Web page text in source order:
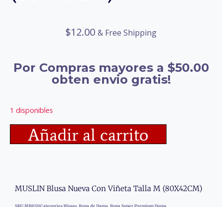
$12.00 & Free Shipping
Por Compras mayores a $50.00
obten envio gratis!
1 disponibles
Añadir al carrito
MUSLIN Blusa Nueva Con Viñeta Talla M (80X42CM)